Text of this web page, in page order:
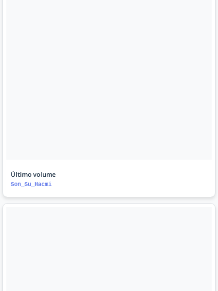
Último volume
Son_Su_Hacmi